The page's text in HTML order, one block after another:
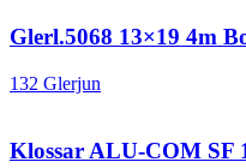
Glerl.5068 13×19 4m
132 Glerjun
Klossar ALU-COM SF